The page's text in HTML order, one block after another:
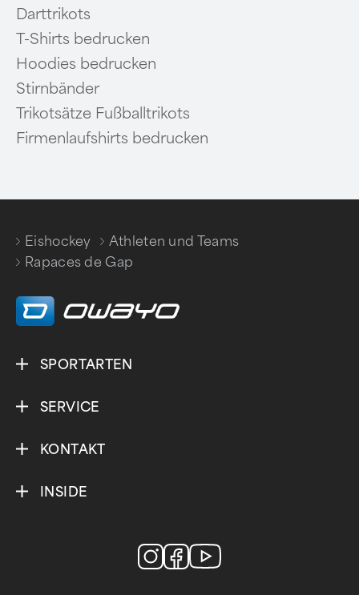
Darttrikots
T-Shirts bedrucken
Hoodies bedrucken
Stirnbänder
Trikotsätze Fußballtrikots
Firmenlaufshirts bedrucken
Eishockey
/
Athleten und Teams
/
Rapaces de Gap
SPORTARTEN
SERVICE
KONTAKT
INSIDE